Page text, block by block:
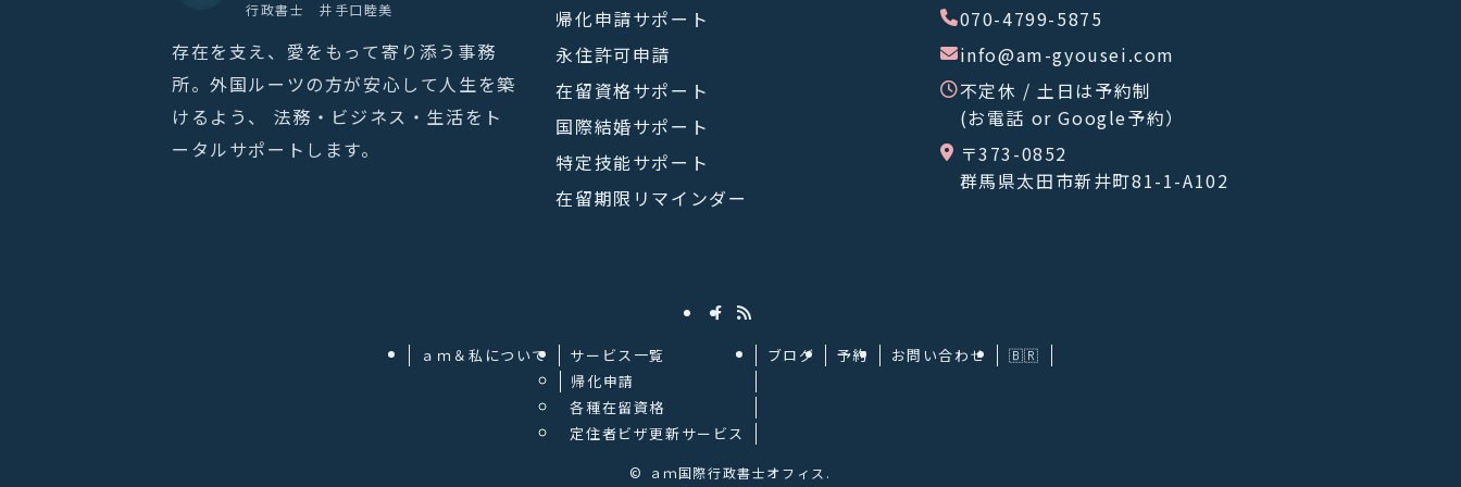
行政書士 井手口睦美
存在を支え、愛をもって寄り添う事務
所。外国ルーツの方が安心して人生を築
けるよう、 法務・ビジネス・生活をト
ータルサポートします。
帰化申請サポート
永住許可申請
在留資格サポート
国際結婚サポート
特定技能サポート
在留期限リマインダー
070-4799-5875
info@am-gyousei.com
不定休 / 土日は予約制
(お電話 or Google予約）
〒373-0852
群馬県太田市新井町81-1-A102
ａｍ＆私について
サービス一覧
帰化申請
各種在留資格
定住者ビザ更新サービス
ブログ 予約 お問い合わせ 🇧🇷
© ａｍ国際行政書士オフィス.